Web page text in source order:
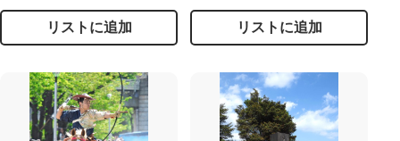
リストに追加 リストに追加